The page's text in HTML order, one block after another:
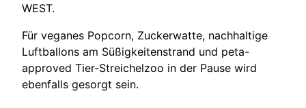
WEST.
Für veganes Popcorn, Zuckerwatte, nachhaltige
Luftballons am Süßigkeitenstrand und peta-
approved Tier-Streichelzoo in der Pause wird
ebenfalls gesorgt sein.